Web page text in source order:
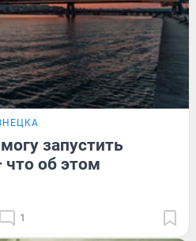
запустить
об этом
1